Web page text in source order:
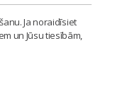
Ja noraidīsiet
un Jūsu tiesībām,